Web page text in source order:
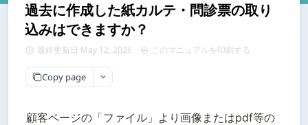
過去に作成した紙カルテ・問診票の取り
込みはできますか？
最終更新日 May 12, 2026 このマニュアルを印刷する
Copy page
顧客ページの「ファイル」より画像またはpdf等の